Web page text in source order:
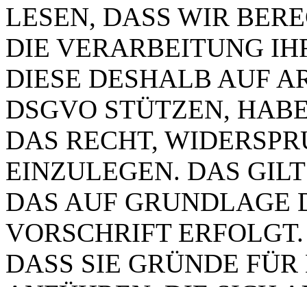
LESEN, DASS WIR
DIE VERARBEITUNG
DIESE DESHALB AUF
DSGVO STÜTZEN,
DAS RECHT,
EINZULEGEN. DAS
DAS AUF GRUNDLAGE
VORSCHRIFT
DASS SIE GRÜNDE